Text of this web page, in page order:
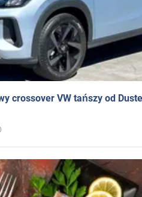
crossover VW tańszy od